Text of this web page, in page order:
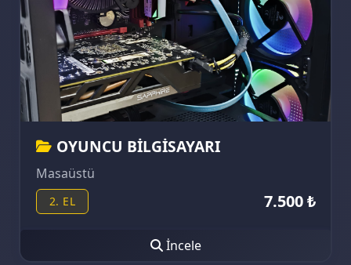
OYUNCU BİLGİSAYARI
Masaüstü
2. EL 7.500 ₺
İncele